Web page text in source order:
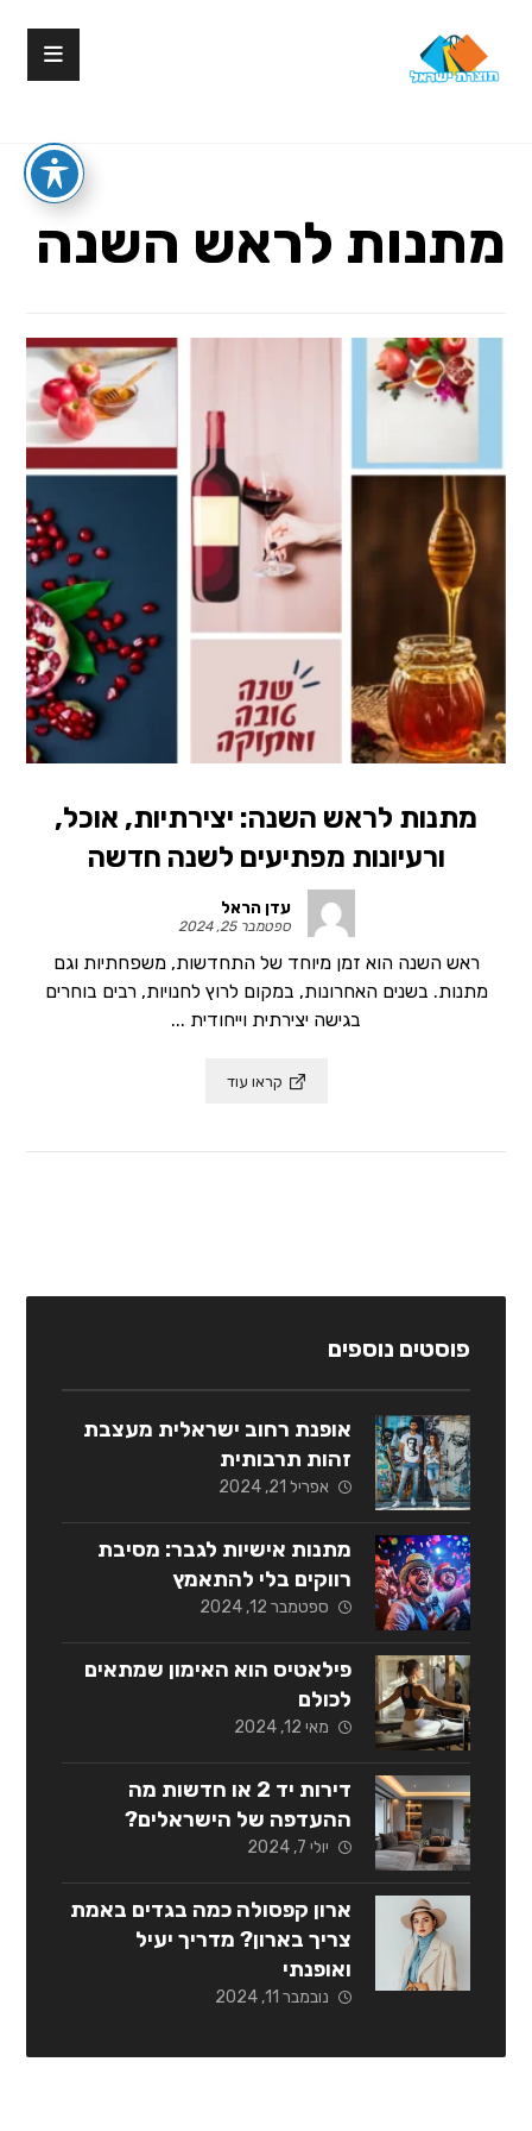
מתנות לראש השנה
מתנות לראש השנה: יצירתיות, אוכל,
ורעיונות מפתיעים לשנה חדשה
עדן הראל
ספטמבר 25, 2024
ראש השנה הוא זמן מיוחד של התחדשות, משפחתיות וגם
מתנות. בשנים האחרונות, במקום לרוץ לחנויות, רבים בוחרים
בגישה יצירתית וייחודית ...
קראו עוד
פוסטים נוספים
אופנת רחוב ישראלית מעצבת
זהות תרבותית
אפריל 21, 2024
מתנות אישיות לגבר: מסיבת
רווקים בלי להתאמץ
ספטמבר 12, 2024
פילאטיס הוא האימון שמתאים
לכולם
מאי 12, 2024
דירות יד 2 או חדשות מה
ההעדפה של הישראלים?
יולי 7, 2024
ארון קפסולה כמה בגדים באמת
צריך בארון? מדריך יעיל
ואופנתי
נובמבר 11, 2024